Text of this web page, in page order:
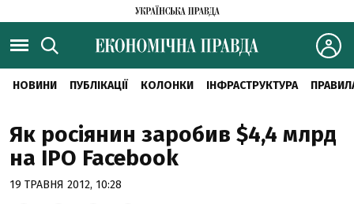
НОВИНИ ПУБЛІКАЦІЇ КОЛОНКИ ІНФРАСТРУКТУРА
Як росіянин заробив $4,4 млрд
на IPO Facebook
19 ТРАВНЯ 2012, 10:28